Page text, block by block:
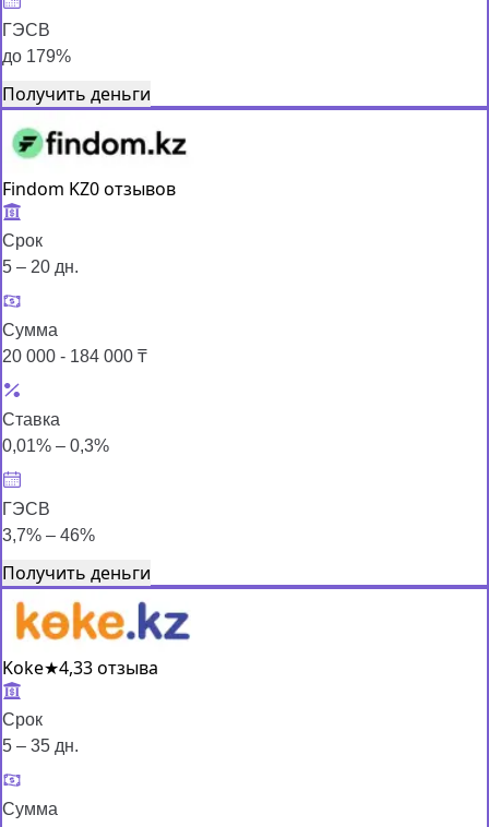
ГЭСВ
до 179%
Получить деньги
Findom KZ0 отзывов
Срок
5 – 20 дн.
Сумма
20 000 - 184 000 ₸
Ставка
0,01% – 0,3%
ГЭСВ
3,7% – 46%
Получить деньги
Koke★4,33 отзыва
Срок
5 – 35 дн.
Сумма